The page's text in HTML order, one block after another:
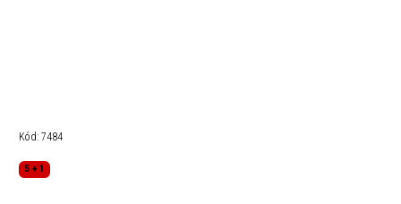
Kód: 7484
5 + 1